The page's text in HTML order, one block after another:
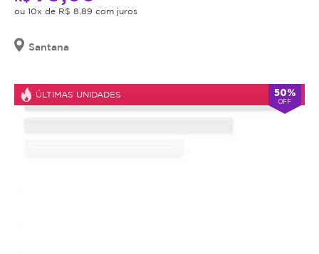
ou 10x de R$ 8,89 com juros
Santana
ÚLTIMAS UNIDADES 50%
OFF